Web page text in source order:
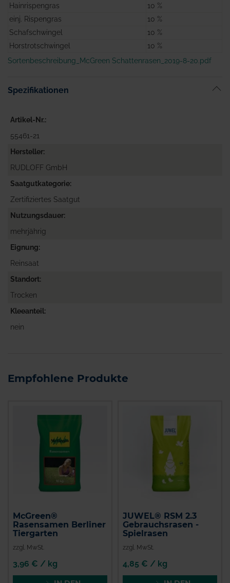
Hainrispengras
10 %
einj. Rispengras
10 %
Schafschwingel
10 %
Horstrotschwingel
10 %
Sortenbeschreibung_McGreen Schattenrasen_2019-8-20.pdf
Spezifikationen
Artikel-Nr.
55461-21
Hersteller
RUDLOFF GmbH
Saatgutkategorie
Zertifiziertes Saatgut
Nutzungsdauer
mehrjährig
Eignung
Reinsaat
Standort
Trocken
Kleeanteil
nein
Empfohlene Produkte
McGreen®
Rasensamen Berliner
Tiergarten
zzgl. MwSt.
3,96 € / kg
JUWEL® RSM 2.3
Gebrauchsrasen -
Spielrasen
zzgl. MwSt.
4,85 € / kg